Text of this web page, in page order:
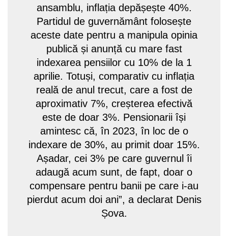
ansamblu, inflația depășește 40%.
Partidul de guvernământ folosește
aceste date pentru a manipula opinia
publică și anunță cu mare fast
indexarea pensiilor cu 10% de la 1
aprilie. Totuși, comparativ cu inflația
reală de anul trecut, care a fost de
aproximativ 7%, creșterea efectivă
este de doar 3%. Pensionarii își
amintesc că, în 2023, în loc de o
indexare de 30%, au primit doar 15%.
Așadar, cei 3% pe care guvernul îi
adaugă acum sunt, de fapt, doar o
compensare pentru banii pe care i-au
pierdut acum doi ani”, a declarat Denis
Șova.